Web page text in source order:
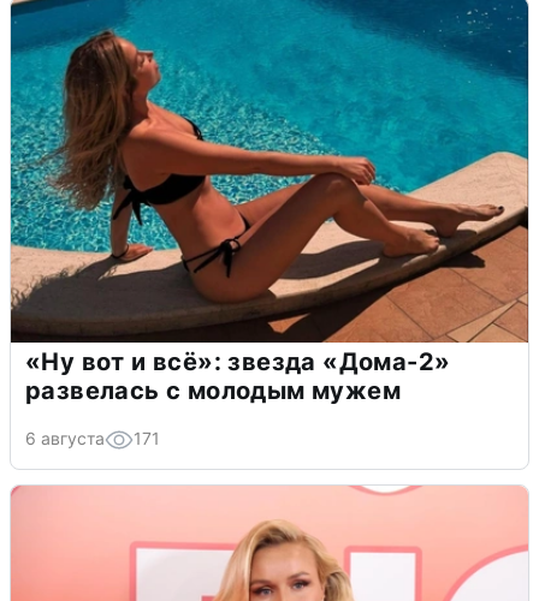
«Ну вот и всё»: звезда «Дома-2»
развелась с молодым мужем
6 августа 171